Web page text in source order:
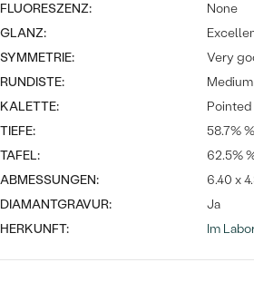
MINIMALISTISCH
NACH ANLASS
NACH DER FARBE
NACH DER FORM
MASSGEFERTIGTER
Ohrrinnge
ANSEHEN
Halsketten
Ringe
FLUORESZENZ:
None
GLANZ:
SYMMETRIE:
Very
RUNDISTE:
KALETTE:
Pointed
TIEFE:
58.7% %
TAFEL:
62.5%
ABMESSUNGEN:
6.40 x
DIAMANTGRAVUR:
Ja
HERKUNFT:
Im